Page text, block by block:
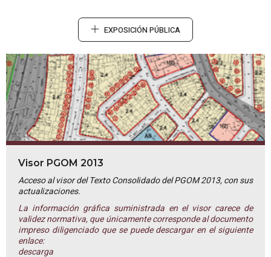
EXPOSICIÓN PÚBLICA
Visor PGOM 2013
Acceso al visor del Texto Consolidado del PGOM 2013, con sus
actualizaciones.
La información gráfica suministrada en el visor carece de
validez normativa, que únicamente corresponde al documento
impreso diligenciado que se puede descargar en el siguiente
enlace:
descarga